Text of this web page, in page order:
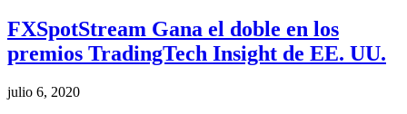
FXSpotStream Gana el doble en los
premios TradingTech Insight de EE. UU.
julio 6, 2020